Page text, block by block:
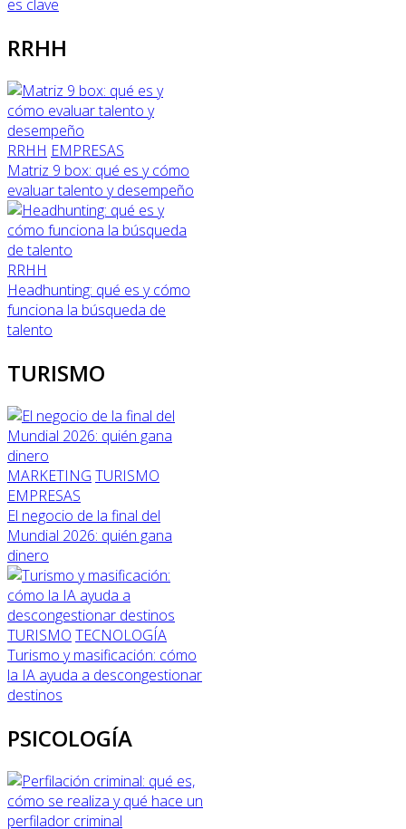
es clave
RRHH
RRHH EMPRESAS
Matriz 9 box: qué es y cómo
evaluar talento y desempeño
RRHH
Headhunting: qué es y cómo
funciona la búsqueda de
talento
TURISMO
MARKETING TURISMO
EMPRESAS
El negocio de la final del
Mundial 2026: quién gana
dinero
TURISMO TECNOLOGÍA
Turismo y masificación: cómo
la IA ayuda a descongestionar
destinos
PSICOLOGÍA